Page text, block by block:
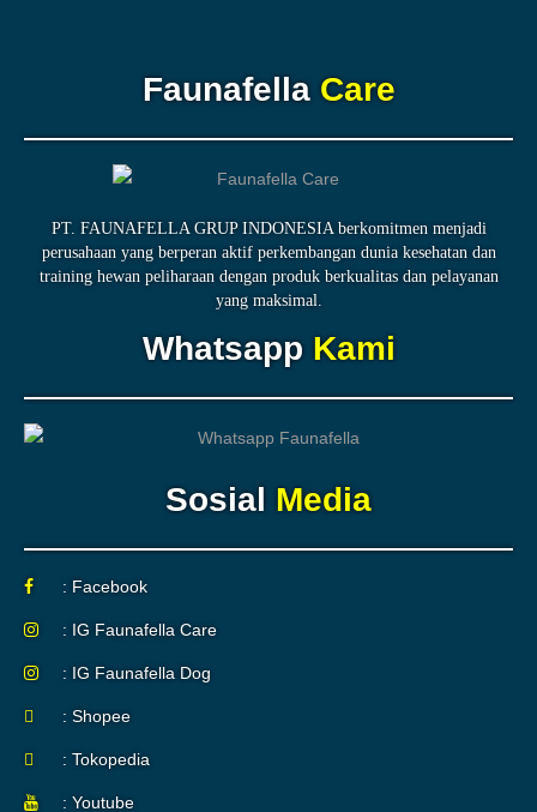
FaunafellaCare
PT. FAUNAFELLA GRUP INDONESIA berkomitmen menjadi
perusahaan yang berperan aktif perkembangan dunia kesehatan dan
training hewan peliharaan dengan produk berkualitas dan pelayanan
yang maksimal.
WhatsappKami
Sosial Media
: Facebook
: IG Faunafella Care
: IG Faunafella Dog
: Shopee
: Tokopedia
: Youtube